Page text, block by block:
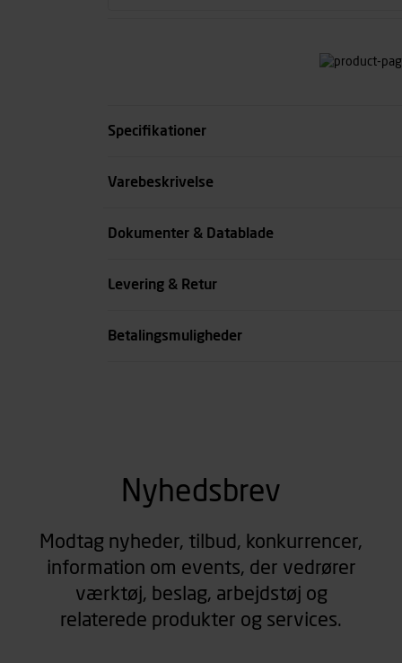
Specifikationer
Kæbeprofil
Passer til rør systemer
Varebeskrivelse
Dokumenter & Datablade
Levering & Retur
Betalingsmuligheder
Nyhedsbrev
Modtag nyheder, tilbud, konkurrencer,
information om events, der vedrører
værktøj, beslag, arbejdstøj og
relaterede produkter og services.